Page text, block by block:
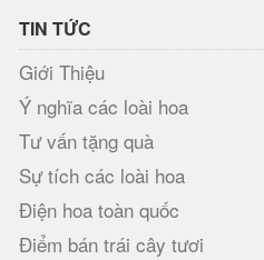
TIN TỨC
Giới Thiệu
Ý nghĩa các loài hoa
Tư vấn tặng quà
Sự tích các loài hoa
Điện hoa toàn quốc
Điểm bán trái cây tươi